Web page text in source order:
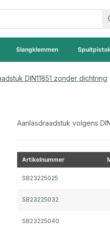
Slangklemmen
DIN11851 zonder dichtring
Aanlasdraadstuk volgens
Artikelnummer
SB23225025
SB23225032
SB23225040